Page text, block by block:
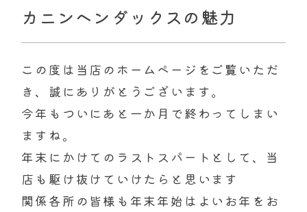
カニンヘンダックスの魅力
この度は当店のホームページをご覧いただ
き、誠にありがとうございます。
今年もついにあと一か月で終わってしまい
ますね。
年末にかけてのラストスパートとして、当
店も駆け抜けていけたらと思います
関係各所の皆様も年末年始はよいお年をお